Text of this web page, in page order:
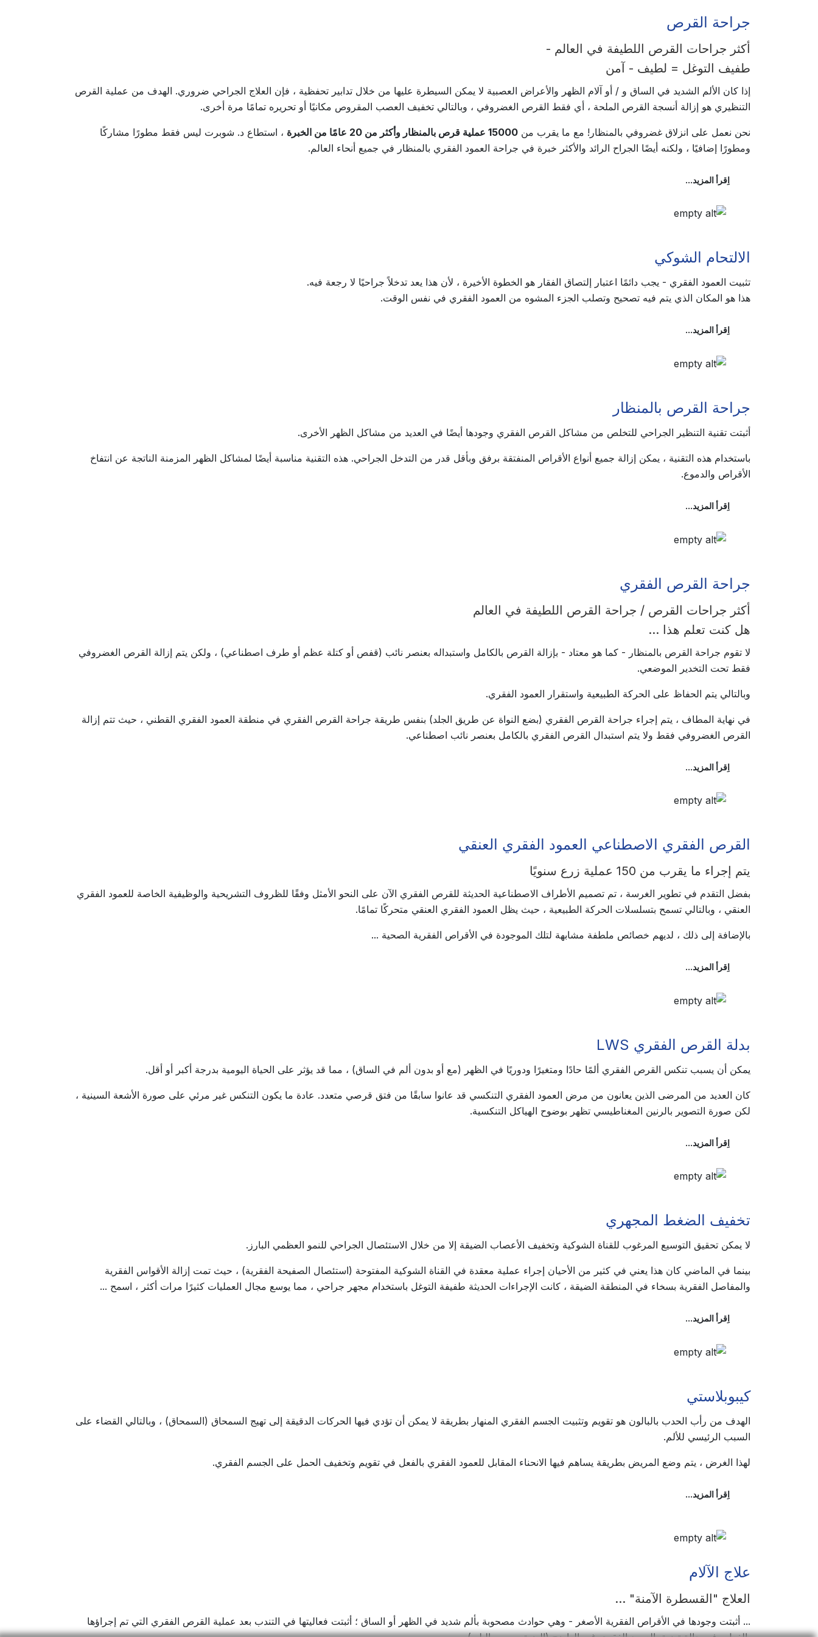
جراحة القرص
أكثر جراحات القرص اللطيفة في العالم -
طفيف التوغل = لطيف - آمن
إذا كان الألم الشديد في الساق و / أو آلام الظهر والأعراض العصبية لا يمكن السيطرة عليها من خلال تدابير تحفظية ، فإن العلاج الجراحي ضروري. الهدف من عملية القرص
التنظيري هو إزالة أنسجة القرص الملحة ، أي فقط القرص الغضروفي ، وبالتالي تخفيف العصب المقروص مكانيًا أو تحريره تمامًا مرة أخرى.
نحن نعمل على انزلاق غضروفي بالمنظار! مع ما يقرب من 15000 عملية قرص بالمنظار وأكثر من 20 عامًا من الخبرة
، استطاع د. شوبرت ليس فقط مطورًا مشاركًا
ومطورًا إضافيًا ، ولكنه أيضًا الجراح الرائد والأكثر خبرة في جراحة العمود الفقري بالمنظار في جميع أنحاء العالم.
اِقرأ المزيد...
الالتحام الشوكي
تثبيت العمود الفقري - يجب دائمًا اعتبار إلتصاق الفقار هو الخطوة الأخيرة ، لأن هذا يعد تدخلاً جراحيًا لا رجعة فيه.
هذا هو المكان الذي يتم فيه تصحيح وتصلب الجزء المشوه من العمود الفقري في نفس الوقت.
اِقرأ المزيد...
جراحة القرص بالمنظار
أثبتت تقنية التنظير الجراحي للتخلص من مشاكل القرص الفقري وجودها أيضًا في العديد من مشاكل الظهر الأخرى.
باستخدام هذه التقنية ، يمكن إزالة جميع أنواع الأقراص المنفتقة برفق وبأقل قدر من التدخل الجراحي. هذه التقنية مناسبة أيضًا لمشاكل الظهر المزمنة الناتجة عن انتفاخ
الأقراص والدموع.
اِقرأ المزيد...
جراحة القرص الفقري
أكثر جراحات القرص / جراحة القرص اللطيفة في العالم
هل كنت تعلم هذا ...
لا تقوم جراحة القرص بالمنظار - كما هو معتاد - بإزالة القرص بالكامل واستبداله بعنصر نائب (قفص أو كتلة عظم أو طرف اصطناعي) ، ولكن يتم إزالة القرص الغضروفي
فقط تحت التخدير الموضعي.
وبالتالي يتم الحفاظ على الحركة الطبيعية واستقرار العمود الفقري.
في نهاية المطاف ، يتم إجراء جراحة القرص الفقري (بضع النواة عن طريق الجلد) بنفس طريقة جراحة القرص الفقري في منطقة العمود الفقري القطني ، حيث تتم إزالة
القرص الغضروفي فقط ولا يتم استبدال القرص الفقري بالكامل بعنصر نائب اصطناعي.
اِقرأ المزيد...
القرص الفقري الاصطناعي العمود الفقري العنقي
يتم إجراء ما يقرب من 150 عملية زرع سنويًا
بفضل التقدم في تطوير الغرسة ، تم تصميم الأطراف الاصطناعية الحديثة للقرص الفقري الآن على النحو الأمثل وفقًا للظروف التشريحية والوظيفية الخاصة للعمود الفقري
العنقي ، وبالتالي تسمح بتسلسلات الحركة الطبيعية ، حيث يظل العمود الفقري العنقي متحركًا تمامًا.
بالإضافة إلى ذلك ، لديهم خصائص ملطفة مشابهة لتلك الموجودة في الأقراص الفقرية الصحية ...
اِقرأ المزيد...
بدلة القرص الفقري LWS
يمكن أن يسبب تنكس القرص الفقري ألمًا حادًا ومتغيرًا ودوريًا في الظهر (مع أو بدون ألم في الساق) ، مما قد يؤثر على الحياة اليومية بدرجة أكبر أو أقل.
كان العديد من المرضى الذين يعانون من مرض العمود الفقري التنكسي قد عانوا سابقًا من فتق قرصي متعدد. عادة ما يكون التنكس غير مرئي على صورة الأشعة السينية ،
لكن صورة التصوير بالرنين المغناطيسي تظهر بوضوح الهياكل التنكسية.
اِقرأ المزيد...
تخفيف الضغط المجهري
لا يمكن تحقيق التوسيع المرغوب للقناة الشوكية وتخفيف الأعصاب الضيقة إلا من خلال الاستئصال الجراحي للنمو العظمي البارز.
بينما في الماضي كان هذا يعني في كثير من الأحيان إجراء عملية معقدة في القناة الشوكية المفتوحة (استئصال الصفيحة الفقرية) ، حيث تمت إزالة الأقواس الفقرية
والمفاصل الفقرية بسخاء في المنطقة الضيقة ، كانت الإجراءات الحديثة طفيفة التوغل باستخدام مجهر جراحي ، مما يوسع مجال العمليات كثيرًا مرات أكثر ، اسمح ...
اِقرأ المزيد...
كيبوبلاستي
الهدف من رأب الحدب بالبالون هو تقويم وتثبيت الجسم الفقري المنهار بطريقة لا يمكن أن تؤدي فيها الحركات الدقيقة إلى تهيج السمحاق (السمحاق) ، وبالتالي القضاء على
السبب الرئيسي للألم.
لهذا الغرض ، يتم وضع المريض بطريقة يساهم فيها الانحناء المقابل للعمود الفقري بالفعل في تقويم وتخفيف الحمل على الجسم الفقري.
اِقرأ المزيد...
علاج الآلام
العلاج "القسطرة الآمنة" ...
... أثبتت وجودها في الأقراص الفقرية الأصغر - وهي حوادث مصحوبة بألم شديد في الظهر أو الساق ؛ أثبتت فعاليتها في التندب بعد عملية القرص الفقري التي تم إجراؤها